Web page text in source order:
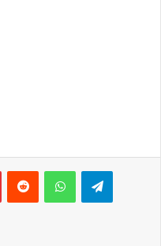
PinterestReddit WhatsApp